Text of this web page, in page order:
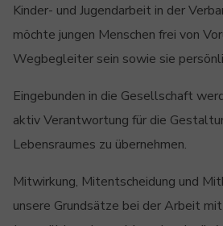
Kinder- und Jugendarbeit in der
möchte jungen Menschen frei von
Wegbegleiter sein sowie sie
Eingebunden in die Gesellschaft
aktiv Verantwortung für die
Lebensraumes zu übernehmen.
Mitwirkung, Mitentscheidung und
unsere Grundsätze bei der Arbeit